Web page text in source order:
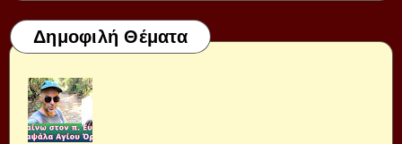
Δημοφιλή Θέματα